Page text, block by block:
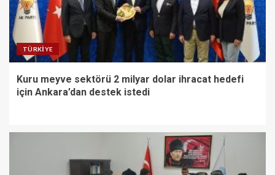
TÜRKIYE
Kuru meyve sektörü 2 milyar dolar ihracat hedefi
için Ankara’dan destek istedi